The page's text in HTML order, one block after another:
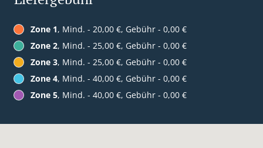
Zone 1, Mind. - 20,00 €, Gebühr - 0,00 €
Zone 2, Mind. - 25,00 €, Gebühr - 0,00 €
Zone 3, Mind. - 25,00 €, Gebühr - 0,00 €
Zone 4, Mind. - 40,00 €, Gebühr - 0,00 €
Zone 5, Mind. - 40,00 €, Gebühr - 0,00 €